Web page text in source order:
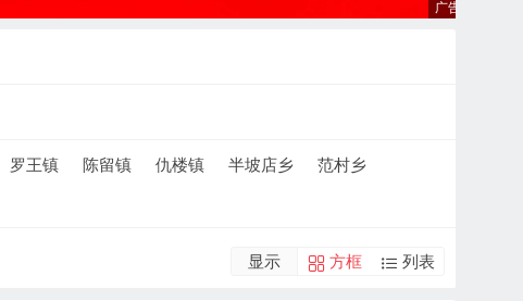
罗王镇 陈留镇 仇楼镇 半坡店乡
范村乡
显示 方框 列表